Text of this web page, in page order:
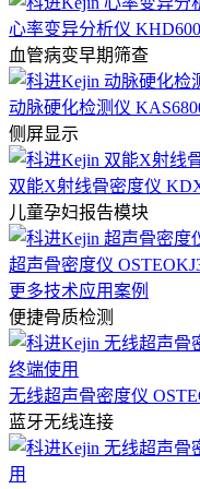
心率变异分析仪
血管病变早期筛查
动脉硬化检测仪
侧屏显示
双能X射线骨密度仪
儿童孕妇报告模块
超声骨密度仪
更多技术应用案例
便捷骨质检测
无线超声骨密度仪
蓝牙无线连接